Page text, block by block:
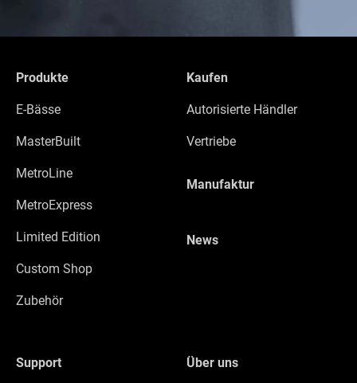
Produkte
E-Bässe
MasterBuilt
MetroLine
MetroExpress
Limited Edition
Custom Shop
Zubehör
Kaufen
Autorisierte Händler
Vertriebe
Manufaktur
News
Support Über uns